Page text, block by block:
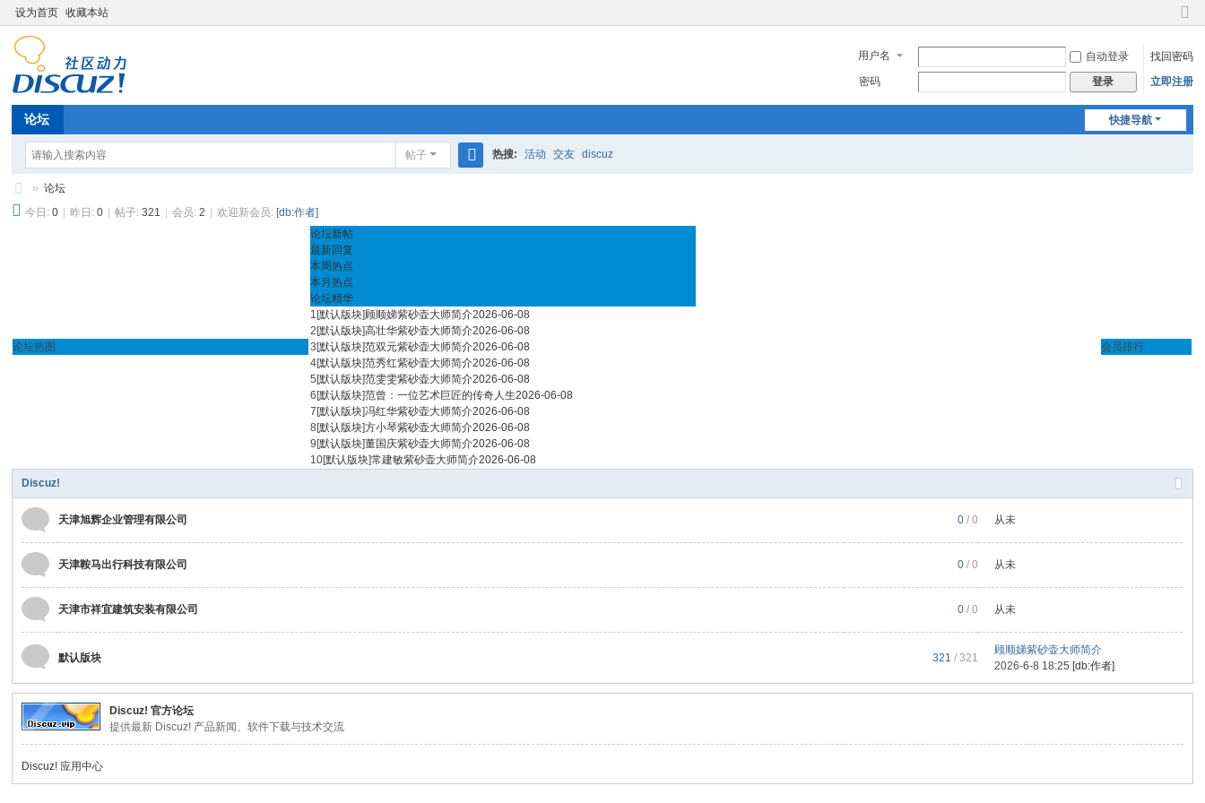
设为首页 收藏本站
切
到
窄
用户名 自动登录
找回密码
密码
登录 立即注册
快捷导航
论坛
帖子 热搜: 活动 交友 discuz
徐
能
司
» 论坛
今日:0 昨日:0 帖子:321 会员:2 欢迎新会员: [db:作者]
论坛热图
论坛新帖
最新回复
本周热点
本月热点
论坛精华
1 [默认版块]顾顺娣紫砂壶大师简介2026-06-08
2 [默认版块]高壮华紫砂壶大师简介2026-06-08
3 [默认版块]范双元紫砂壶大师简介2026-06-08
4[默认版块]范秀红紫砂壶大师简介2026-06-08
5 [默认版块]范雯雯紫砂壶大师简介2026-06-08
6 [默认版块]范曾：一位艺术巨匠的传奇人生2026-06-08
7 [默认版块]冯红华紫砂壶大师简介2026-06-08
8 [默认版块]方小琴紫砂壶大师简介2026-06-08
9 [默认版块]董国庆紫砂壶大师简介2026-06-08
10[默认版块]常建敏紫砂壶大师简介2026-06-08
会员排行
Discuz!
天津旭辉企业管理有限公司 0 / 0 从未
天津鞍马出行科技有限公司 0 / 0 从未
天津市祥宜建筑安装有限公司 0 / 0 从未
默认版块 321 / 321
顾顺娣紫砂壶大师简介
2026-6-8 18:25 [db:作者]
Discuz! 官方论坛
提供最新 Discuz! 产品新闻、软件下载与技术交流
Discuz! 应用中心